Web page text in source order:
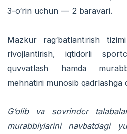
3-o‘rin uchun — 2 baravari.
Mazkur rag‘batlantirish
rivojlantirish, iqtidorli
quvvatlash hamda
mehnatini munosib qadrlashga
G‘olib va sovrindor
murabbiylarini navbatdagi